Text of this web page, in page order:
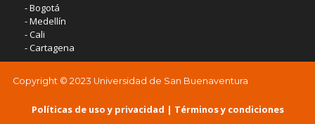
- Bogotá
- Medellín
- Cali
- Cartagena
Copyright © 2023 Universidad de San Buenaventura
Políticas de uso y privacidad ​ | Términos y condiciones​